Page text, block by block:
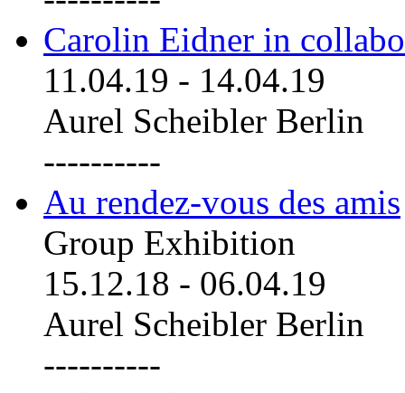
Carolin Eidner in
11.04.19 - 14.04.19
Aurel Scheibler Berlin
----------
Au rendez-vous des amis
Group Exhibition
15.12.18 - 06.04.19
Aurel Scheibler Berlin
----------